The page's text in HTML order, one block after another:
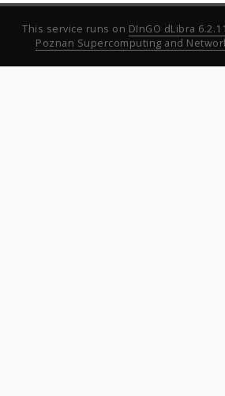
This service runs on DInGO dLibra 6.2.11
Poznan Supercomputing and